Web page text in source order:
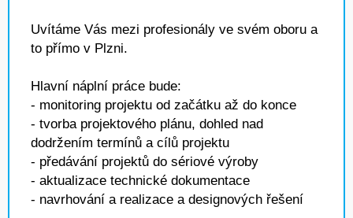
Uvítáme Vás mezi profesionály ve svém oboru a
to přímo v Plzni.
Hlavní náplní práce bude:
- monitoring projektu od začátku až do konce
- tvorba projektového plánu, dohled nad
dodržením termínů a cílů projektu
- předávání projektů do sériové výroby
- aktualizace technické dokumentace
- navrhování a realizace a designových řešení